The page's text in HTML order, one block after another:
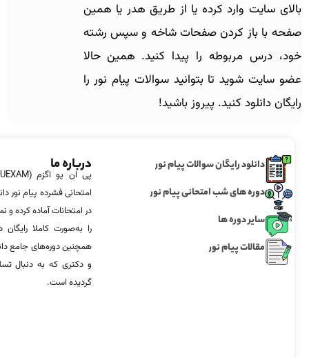
بالای سایت وارد کرده یا از طریق هدر یا همین
صفحه با باز کردن صفحات شاخه و سپس رشته
خود، درس مربوطه را پیدا کنید. همین حالا
عضو سایت شوید تا بتوانید سوالات پیام نور را
رایگان دانلود کنید. پیروز باشید!
دانلود رایگان سوالات پیام نور
دوره های شب امتحانی پیام نور
سایر دوره ها
مقالات پیام نور
درباره ما
امتحانی فشرده پیام نور
در امتحانات آماده‌ کرده
را به‌صورت کاملا
همچنین دوره‌های جامع
و دکتری که به دنبال
گردیده است.